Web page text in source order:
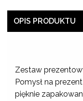
OPIS PRODUKTU
Zestaw
Pomysł na
pięknie